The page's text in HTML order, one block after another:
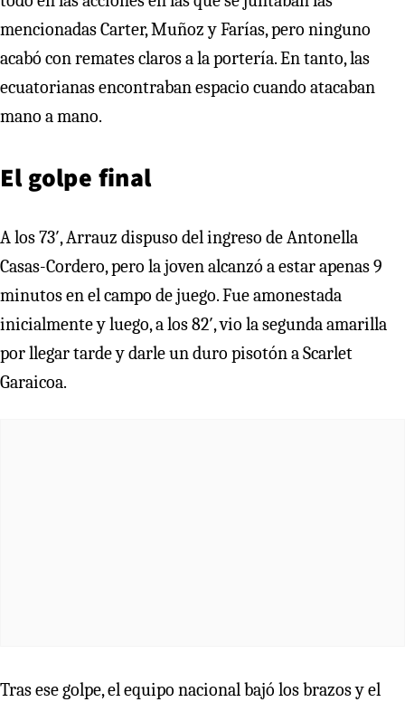
mencionadas Carter, Muñoz y Farías, pero ninguno
acabó con remates claros a la portería. En tanto, las
ecuatorianas encontraban espacio cuando atacaban
mano a mano.
El golpe final
A los 73′, Arrauz dispuso del ingreso de Antonella
Casas-Cordero, pero la joven alcanzó a estar apenas 9
minutos en el campo de juego. Fue amonestada
inicialmente y luego, a los 82′, vio la segunda amarilla
por llegar tarde y darle un duro pisotón a Scarlet
Garaicoa.
Tras ese golpe, el equipo nacional bajó los brazos y el